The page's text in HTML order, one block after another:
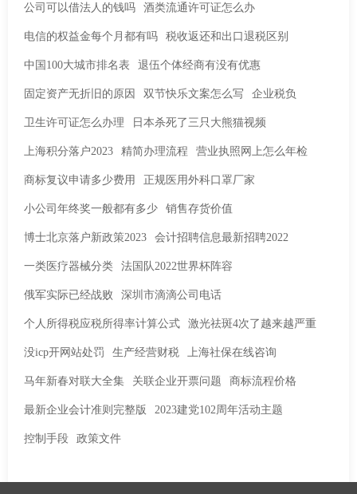
公司可以借法人的钱吗 酒类流通许可证怎么办
电信的权益金每个月都有吗 税收返还和出口退税区别
中国100大城市排名表 退伍个体经商有没有优惠
固定资产无折旧的原因 双节快乐文案怎么写 企业税负
卫生许可证怎么办理 日本杀死了三只大熊猫视频
上海积分落户2023 精简办理流程 营业执照网上怎么年检
商标复议申请多少费用 正规医用外科口罩厂家
小公司年终奖一般都有多少 销售存货价值
博士北京落户新政策2023 会计招聘信息最新招聘2022
一类医疗器械分类 法国队2022世界杯阵容
俄军实际已经战败 深圳市滴滴公司电话
个人所得税应税所得率计算公式 激光祛斑4次了越来越严重
没icp开网站处罚 生产经营财税 上海社保在线咨询
马年新春对联大全集 关联企业开票问题 商标流程价格
最新企业会计准则完整版 2023建党102周年活动主题
控制手段 政策文件